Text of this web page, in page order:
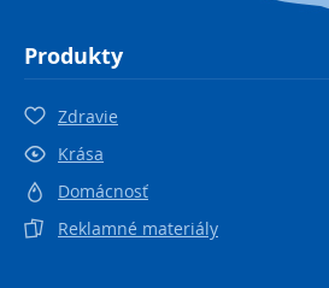
Produkty
Zdravie
Krása
Domácnosť
Reklamné materiály